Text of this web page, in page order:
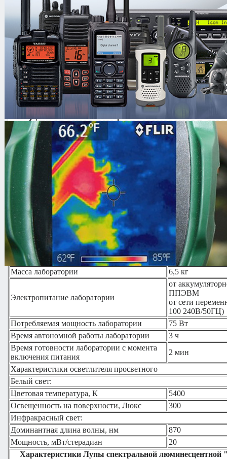
Лупа спектральная
Прибор компактный "Регула
ПО "Video Scope"
Справочно-информационная
(доп.опция)
Справочно-информационная
«Автодокументы» (доп.опция)
Справочно-информационная
РЕГУЛА 8003 - Мобильная
для досконального оперативного
и криминалистической оценки
денежных знаков и ценных бумаг.
Технические характеристики
Наверх...
Габаритные размеры
370х470х1170 м
Масса лаборатории
6,5 кг
Электропитание лаборатории
от
ППЭВМ
от сети
100 240В/50ГЦ)
Потребляемая мощность лаборатории
75 Вт
Время автономной работы лаборатории
3 ч
Время готовности лаборатории с момента
включения питания
2 мин
Характеристики осветлителя просветного
Белый свет:
Цветовая температура, К
5400
Освещенность на поверхности, Люкс
300
Инфракрасный свет:
Доминантная длина волны, нм
870
Мощность, мВт/стерадиан
20
Характеристики Лупы спектральной люминесцентной